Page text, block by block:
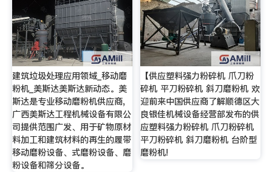
建筑垃圾处理应用领域_移动磨
粉机_美斯达美斯达新动态。美
斯达是专业移动磨粉机供应商,
广西美斯达工程机械设备有限公
司提供范围广发、用于矿物原材
料加工和建筑材料的再生的履带
移动磨粉设备、式磨粉设备、磨
粉设备和筛分设备。
【供应塑料强力粉碎机 爪刀粉
碎机 平刀粉碎机 斜刀磨粉机 欢
迎前来中国供应商了解顺德区大
良银佳机械设备经营部发布的供
应塑料强力粉碎机 爪刀粉碎机
平刀粉碎机 斜刀磨粉机 台阶型
磨粉机!